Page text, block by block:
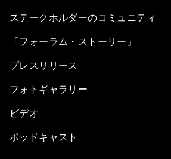
ステークホルダーのコミュニティ
「フォーラム・ストーリー」
プレスリリース
フォトギャラリー
ビデオ
ポッドキャスト